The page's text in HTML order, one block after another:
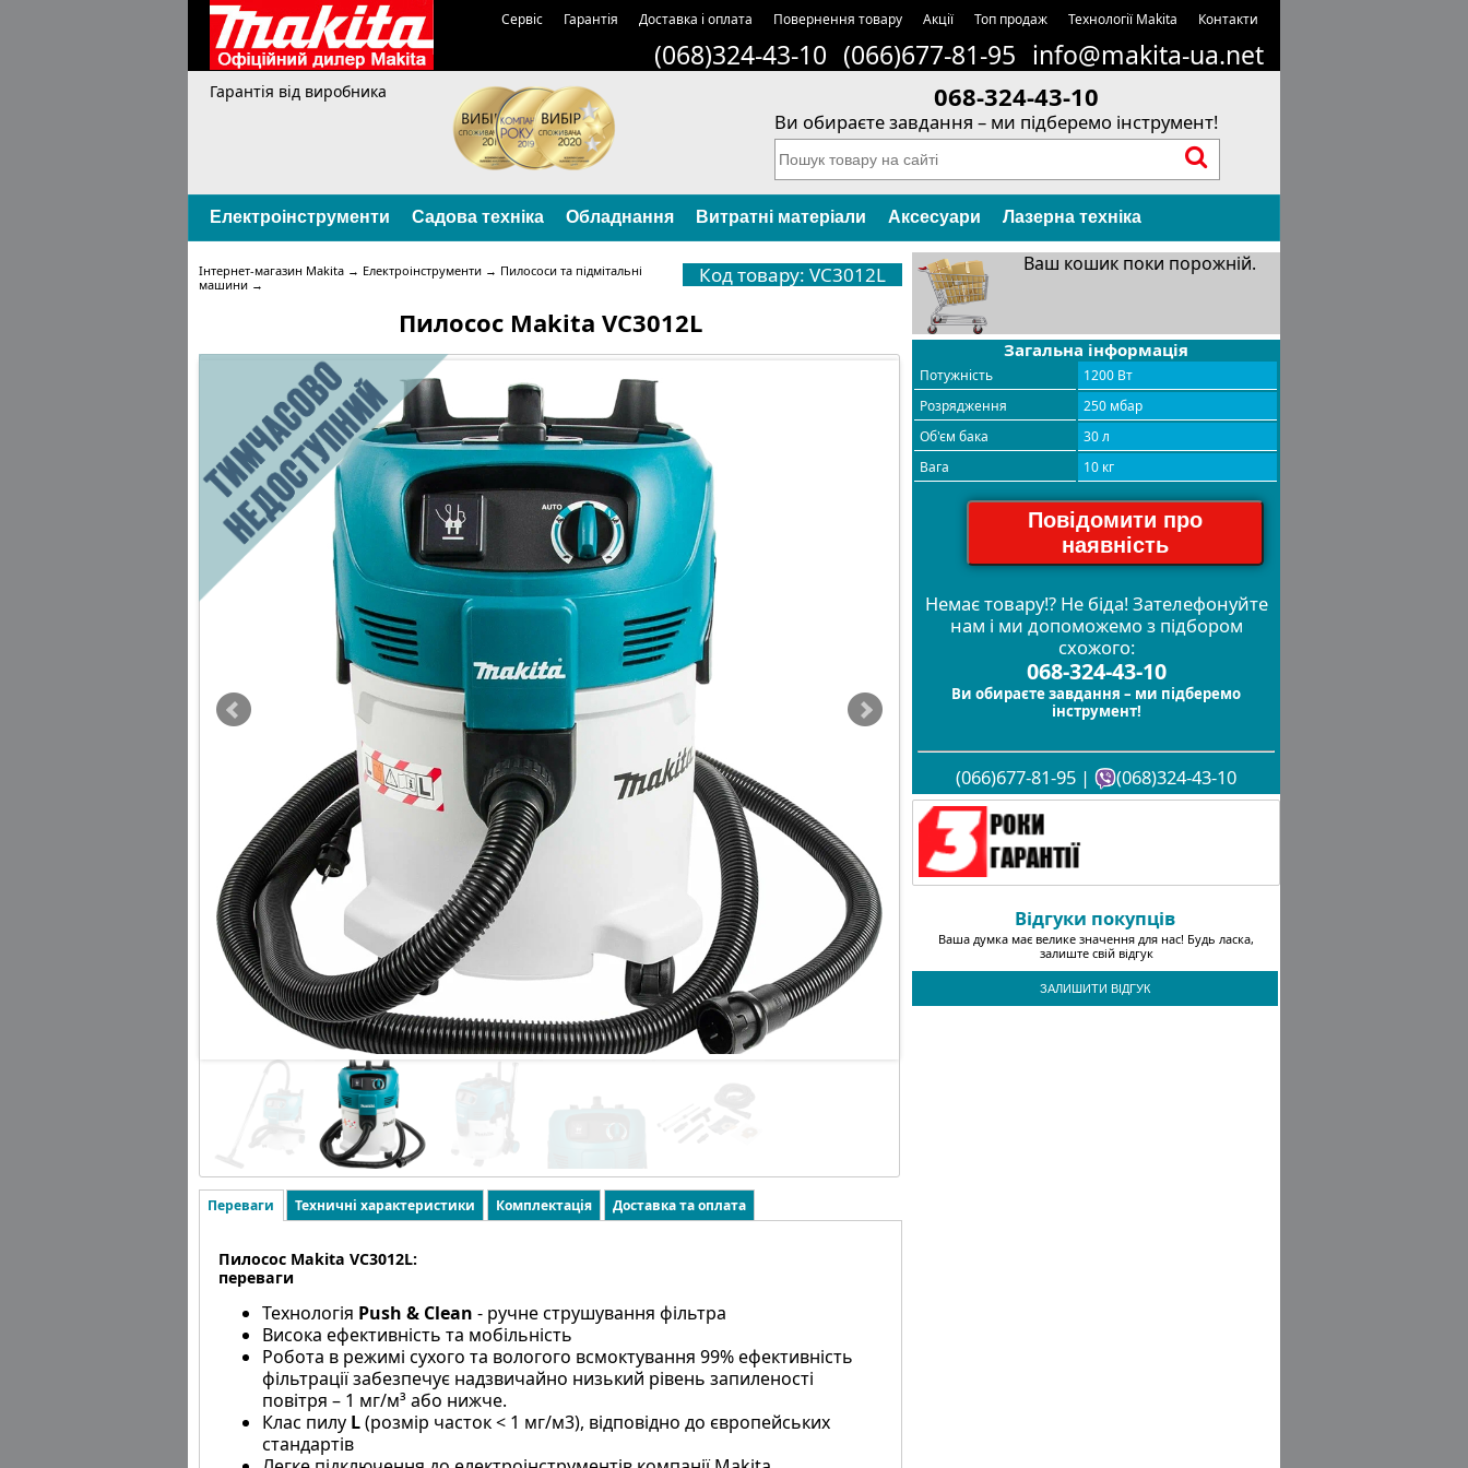
Сервіс Гарантія Доставка і оплата Повернення товару Акції Топ продаж Технології Makita Контакти
(068)324-43-10 (066)677-81-95 info@makita-ua.net
Гарантія від виробника 068-324-43-10
Ви обираєте завдання – ми підберемо інструмент!
Електроінструменти Садова техніка Обладнання Витратні матеріали Аксесуари Лазерна техніка
Код товару: VC3012L
Інтернет-магазин Makita → Електроінструменти → Пилососи та підмітальні
машини →
Пилосос Makita VC3012L
Ваш кошик поки порожній.
Загальна інформація
Потужність
1200 Вт
Розрядження
250 мбар
Об'єм бака
30 л
Вага
10 кг
Повідомити про
наявність
Немає товару!? Не біда! Зателефонуйте
нам і ми допоможемо з підбором
схожого:
068-324-43-10
Ви обираєте завдання – ми підберемо
інструмент!
(066)677-81-95 | (068)324-43-10
Відгуки покупців
Ваша думка має велике значення для нас! Будь ласка,
залиште свій відгук
ЗАЛИШИТИ ВІДГУК
Переваги Техничні характеристики Комплектація Доставка та оплата
Пилосос Makita VC3012L:
переваги
Технологія Push & Clean - ручне струшування фільтра
Висока ефективність та мобільність
Робота в режимі сухого та вологого всмоктування 99% ефективність
фільтрації забезпечує надзвичайно низький рівень запиленості
повітря – 1 мг/м³ або нижче.
Клас пилу L(розмір часток < 1 мг/м3), відповідно до європейських
стандартів